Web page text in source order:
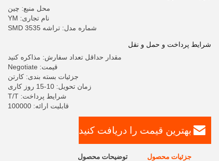
محل منبع: چین
نام تجاری: YM
شماره مدل: تراشه SMD 3535
شرایط پرداخت و حمل و نقل
مقدار حداقل تعداد سفارش: مذاکره کنید
قیمت: Negotiate
جزئیات بسته بندی: کارتن
زمان تحویل: 10-15 روز کاری
شرایط پرداخت: T/T
قابلیت ارائه: 100000
بهترین قیمت را دریافت کنید
جزئیات محصول توضیحات محصول